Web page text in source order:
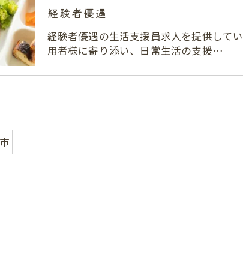
経験者優遇
経験者優遇の生活支援員求人を提供して
用者様に寄り添い、日常生活の支援…